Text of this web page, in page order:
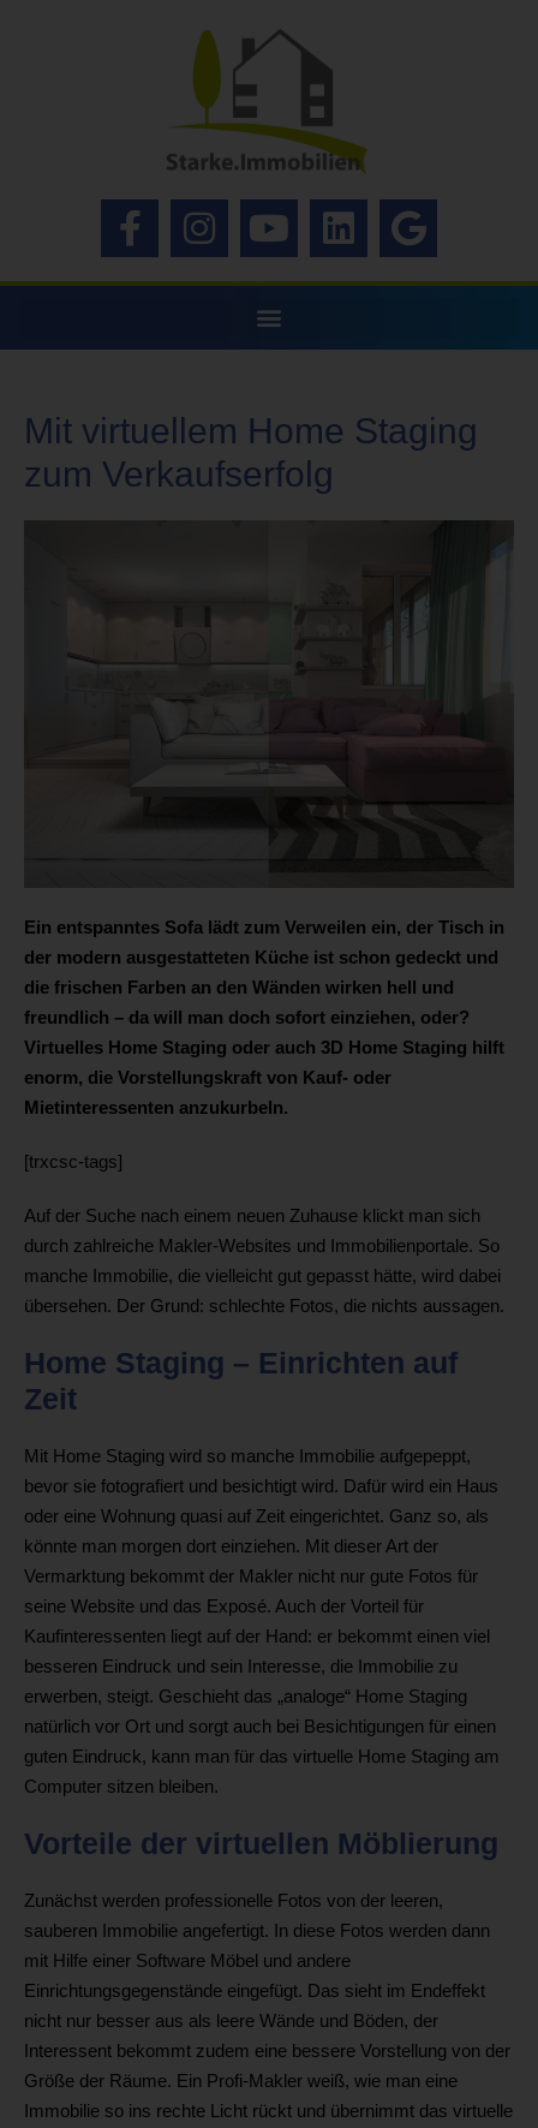
Mit virtuellem Home Staging
zum Verkaufserfolg
Ein entspanntes Sofa lädt zum Verweilen ein, der Tisch in
der modern ausgestatteten Küche ist schon gedeckt und
die frischen Farben an den Wänden wirken hell und
freundlich – da will man doch sofort einziehen, oder?
Virtuelles Home Staging oder auch 3D Home Staging hilft
enorm, die Vorstellungskraft von Kauf- oder
Mietinteressenten anzukurbeln.
[trxcsc-tags]
Auf der Suche nach einem neuen Zuhause klickt man sich
durch zahlreiche Makler-Websites und Immobilienportale. So
manche Immobilie, die vielleicht gut gepasst hätte, wird dabei
übersehen. Der Grund: schlechte Fotos, die nichts aussagen.
Home Staging – Einrichten auf
Zeit
Mit Home Staging wird so manche Immobilie aufgepeppt,
bevor sie fotografiert und besichtigt wird. Dafür wird ein Haus
oder eine Wohnung quasi auf Zeit eingerichtet. Ganz so, als
könnte man morgen dort einziehen. Mit dieser Art der
Vermarktung bekommt der Makler nicht nur gute Fotos für
seine Website und das Exposé. Auch der Vorteil für
Kaufinteressenten liegt auf der Hand: er bekommt einen viel
besseren Eindruck und sein Interesse, die Immobilie zu
erwerben, steigt. Geschieht das „analoge“ Home Staging
natürlich vor Ort und sorgt auch bei Besichtigungen für einen
guten Eindruck, kann man für das virtuelle Home Staging am
Computer sitzen bleiben.
Vorteile der virtuellen Möblierung
Zunächst werden professionelle Fotos von der leeren,
sauberen Immobilie angefertigt. In diese Fotos werden dann
mit Hilfe einer Software Möbel und andere
Einrichtungsgegenstände eingefügt. Das sieht im Endeffekt
nicht nur besser aus als leere Wände und Böden, der
Interessent bekommt zudem eine bessere Vorstellung von der
Größe der Räume. Ein Profi-Makler weiß, wie man eine
Immobilie so ins rechte Licht rückt und übernimmt das virtuelle